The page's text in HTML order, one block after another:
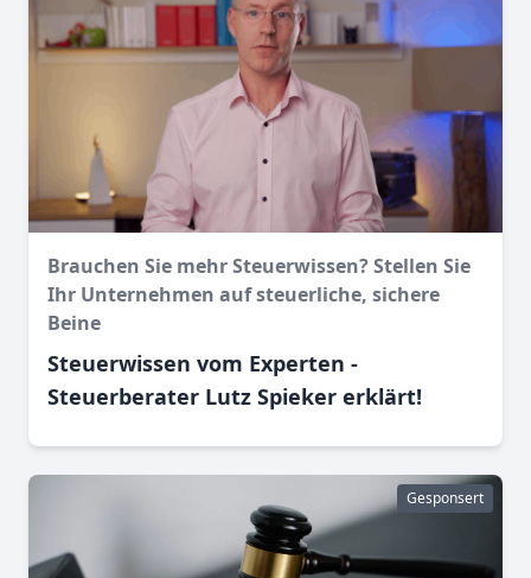
Brauchen Sie mehr Steuerwissen? Stellen Sie
Ihr Unternehmen auf steuerliche, sichere
Beine
Steuerwissen vom Experten -
Steuerberater Lutz Spieker erklärt!
Gesponsert